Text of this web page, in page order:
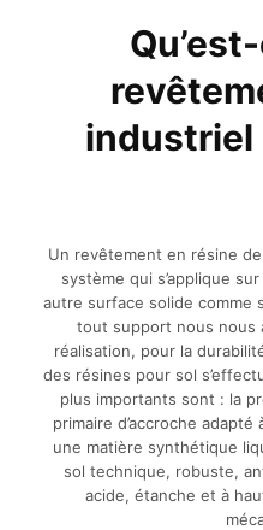
industriel
Un revêtement en résine
système qui s’applique
autre surface solide comme
tout support nous nous
réalisation, pour la
des résines pour sol
plus importants sont : la
primaire d’accroche
une matière synthétique
sol technique, robuste,
acide, étanche et à